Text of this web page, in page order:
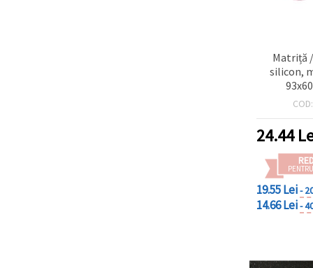
Matriță
silicon,
COD:
24.44
19.55 Lei-
14.66 Lei-